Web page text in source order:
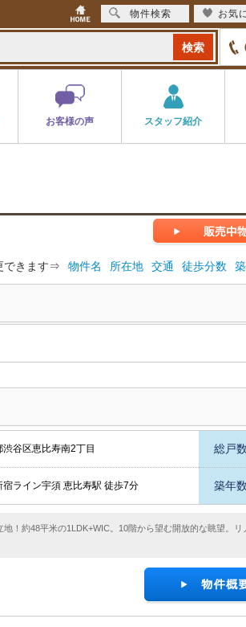
お客様の声 スタッフ紹介
できます⇒ 物件名 所在地 交通 徒歩分数
渋谷区恵比寿南2丁目 総戸数
宿ライン宇須 恵比寿駅 徒歩7分 築年数
地！約48平米の1LDK+WIC。10階から望む開放的な眺望。リ
物件検索 お気